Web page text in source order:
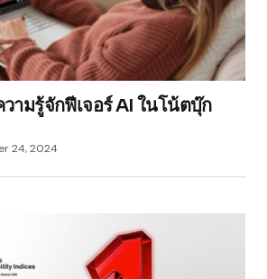
ามรู้จักฟีเจอร์ AI ในโน้ตบุ๊ก
24, 2024